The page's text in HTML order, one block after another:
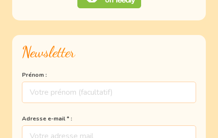
Newsletter
Prénom :
Adresse e-mail * :